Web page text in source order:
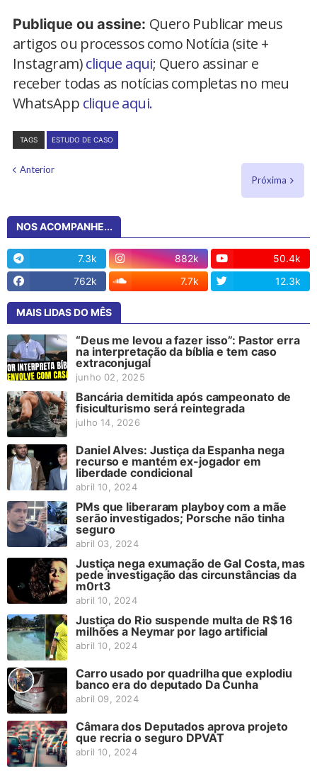
Publique ou assine: Quero Publicar meus
artigos ou processos como Notícia (site +
Instagram)clique aqui; Quero assinar e
receber todas as notícias completas no meu
WhatsApp clique aqui.
TAGS ESTUDO DE CASO
Anterior
Próxima
NOS ACOMPANHE...
7.3k 882k
50.4k
762k
7.7k 12.3k
MAIS LIDAS DO MÊS
“Deus me levou a fazer isso”: Pastor erra
na interpretação da bíblia e tem caso
extraconjugal
junho 02, 2025
Bancária demitida após campeonato de
fisiculturismo será reintegrada
julho 14, 2026
Daniel Alves: Justiça da Espanha nega
recurso e mantém ex-jogador em
liberdade condicional
abril 10, 2024
PMs que liberaram playboy com a mãe
serão investigados; Porsche não tinha
seguro
abril 03, 2024
Justiça nega exumação de Gal Costa, mas
pede investigação das circunstâncias da
m0rt3
abril 10, 2024
Justiça do Rio suspende multa de R$ 16
milhões a Neymar por lago artificial
abril 10, 2024
Carro usado por quadrilha que explodiu
banco era do deputado Da Cunha
abril 09, 2024
Câmara dos Deputados aprova projeto
que recria o seguro DPVAT
abril 10, 2024